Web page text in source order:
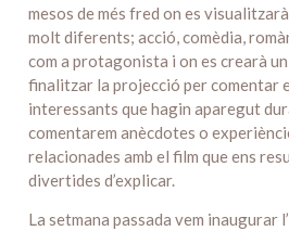
mesos de més fred on es
molt diferents; acció, comèdia,
com a protagonista i on es crearà un
finalitzar la projecció per comentar
interessants que hagin aparegut
comentarem anècdotes o
relacionades amb el film que ens
divertides d’explicar.
La setmana passada vem inaugurar